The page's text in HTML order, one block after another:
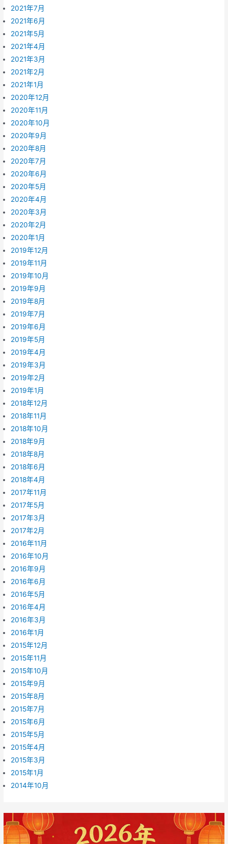
2021年7月
2021年6月
2021年5月
2021年4月
2021年3月
2021年2月
2021年1月
2020年12月
2020年11月
2020年10月
2020年9月
2020年8月
2020年7月
2020年6月
2020年5月
2020年4月
2020年3月
2020年2月
2020年1月
2019年12月
2019年11月
2019年10月
2019年9月
2019年8月
2019年7月
2019年6月
2019年5月
2019年4月
2019年3月
2019年2月
2019年1月
2018年12月
2018年11月
2018年10月
2018年9月
2018年8月
2018年6月
2018年4月
2017年11月
2017年5月
2017年3月
2017年2月
2016年11月
2016年10月
2016年9月
2016年6月
2016年5月
2016年4月
2016年3月
2016年1月
2015年12月
2015年11月
2015年10月
2015年9月
2015年8月
2015年7月
2015年6月
2015年5月
2015年4月
2015年3月
2015年1月
2014年10月